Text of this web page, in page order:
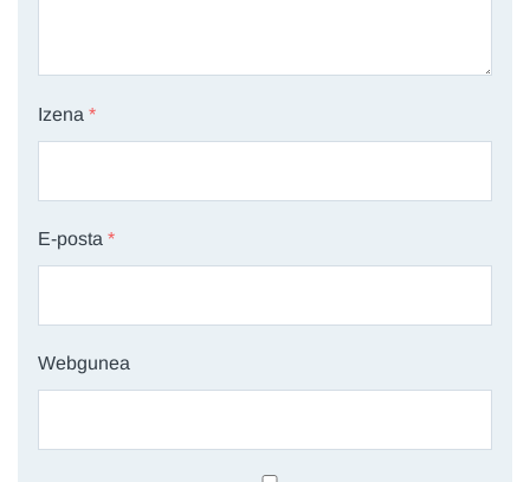
Izena *
E-posta *
Webgunea